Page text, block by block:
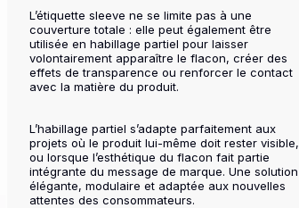
L’étiquette sleeve ne se limite pas à une
couverture totale : elle peut également être
utilisée en habillage partiel pour laisser
volontairement apparaître le flacon, créer des
effets de transparence ou renforcer le contact
avec la matière du produit.
L’habillage partiel s’adapte parfaitement aux
projets où le produit lui-même doit rester visible,
ou lorsque l’esthétique du flacon fait partie
intégrante du message de marque. Une solution
élégante, modulaire et adaptée aux nouvelles
attentes des consommateurs.